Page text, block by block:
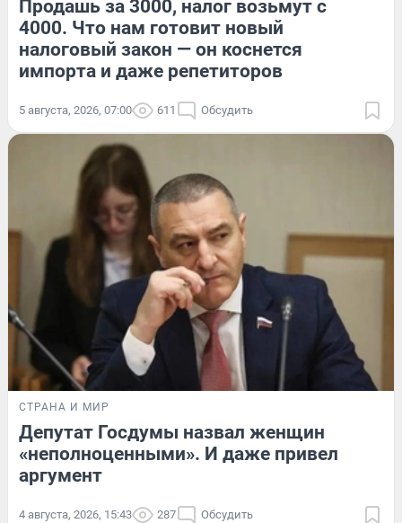
Продашь за 3000, налог возьмут с
4000. Что нам готовит новый
налоговый закон — он коснется
импорта и даже репетиторов
5 августа, 2026, 07:00 611 Обсудить
СТРАНА И МИР
Депутат Госдумы назвал женщин
«неполноценными». И даже привел
аргумент
4 августа, 2026, 15:43 287 Обсудить